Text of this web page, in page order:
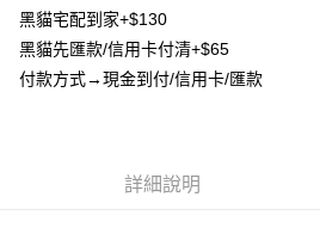
相關說明
【大哥付你分期使用說明】
2.付款方式選擇「大哥付你分期」，訂單成立
4.訂單成立30分鐘內，如未前往確認交易或遇
消。如遇「轉專審核」未通過狀況，表示未
AFTEE先享後付
相關說明
１．簡單：不需註冊會員、不需綁卡、不需儲
黑貓宅配到家+$130
黑貓先匯款/信用卡付清+$65
付款方式→現金到付/信用卡/匯款
詳細說明